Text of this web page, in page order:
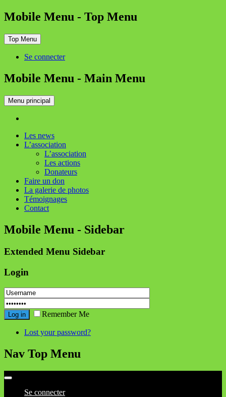
Mobile Menu - Top Menu
Top Menu
Se connecter
Mobile Menu - Main Menu
Menu principal
Les news
L’association
L’association
Les actions
Donateurs
Faire un don
La galerie de photos
Témoignages
Contact
Mobile Menu - Sidebar
Extended Menu Sidebar
Login
Log in Remember Me
Lost your password?
Nav Top Menu
Se connecter